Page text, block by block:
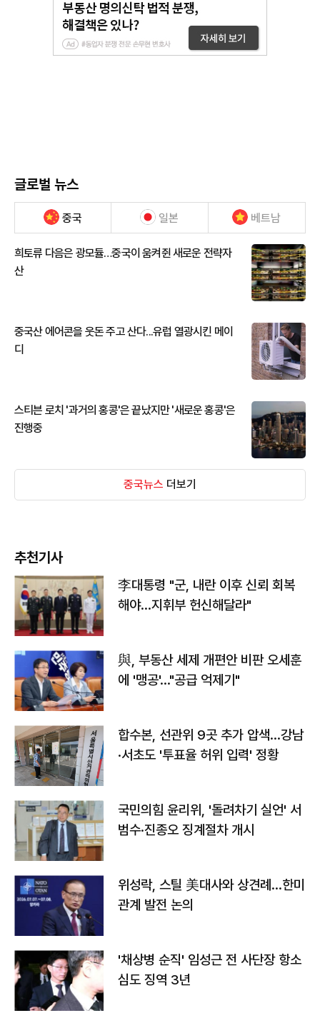
글로벌 뉴스
중국 일본 베트남
희토류 다음은 광모듈…중국이 움켜쥔 새로운 전략자
산
중국산 에어콘을 웃돈 주고 산다...유럽 열광시킨 메이
디
스티븐 로치 '과거의 홍콩'은 끝났지만 '새로운 홍콩'은
진행중
중국뉴스 더보기
추천기사
李대통령 "군, 내란 이후 신뢰 회복
해야…지휘부 헌신해달라"
與, 부동산 세제 개편안 비판 오세훈
에 '맹공'…"공급 억제기"
합수본, 선관위 9곳 추가 압색…강남
·서초도 '투표율 허위 입력' 정황
국민의힘 윤리위, '돌려차기 실언' 서
범수·진종오 징계절차 개시
위성락, 스틸 美대사와 상견례…한미
관계 발전 논의
'채상병 순직' 임성근 전 사단장 항소
심도 징역 3년